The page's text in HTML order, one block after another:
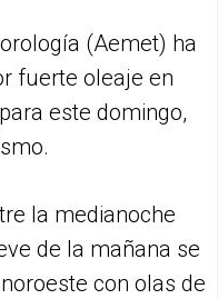
(Aemet) ha
fuerte oleaje en
este domingo,
la medianoche
de la mañana se
con olas de